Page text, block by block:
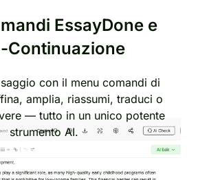
EssayDone e
Continuazione
con il menu comandi di
amplia, riassumi, traduci o
— tutto in un unico potente
strumento AI.